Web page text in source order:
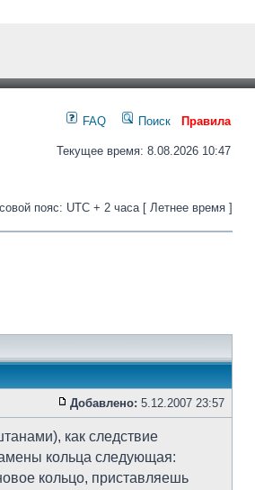
FAQ Поиск Правила
Текущее время: 8.08.2026 10:47
пояс: UTC + 2 часа [ Летнее время ]
Добавлено: 5.12.2007 23:57
как следствие
кольца следующая:
кольцо, приставляешь